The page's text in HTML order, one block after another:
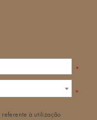
*
*
referente à utilização